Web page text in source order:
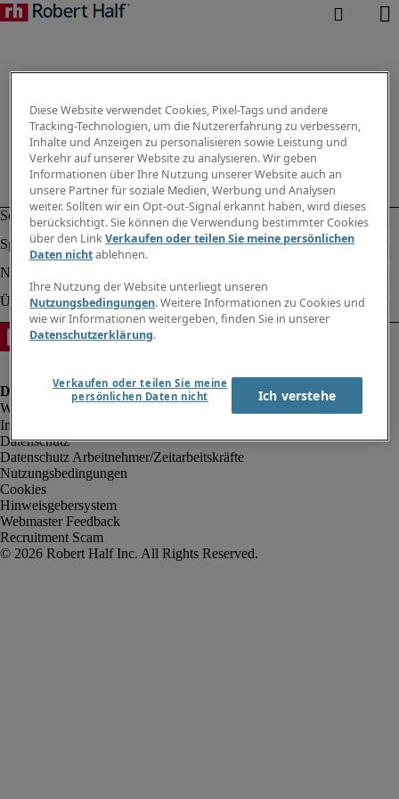
Impressum
Datenschutz
Datenschutz Arbeitnehmer/Zeitarbeitskräfte
Nutzungsbedingungen
Cookies
Hinweisgebersystem
Webmaster Feedback
Recruitment Scam
Diese Website verwendet Cookies, Pixel-Tags und andere
Tracking-Technologien, um die Nutzererfahrung zu verbessern,
Inhalte und Anzeigen zu personalisieren sowie Leistung und
Verkehr auf unserer Website zu analysieren. Wir geben
Informationen über Ihre Nutzung unserer Website auch an
unsere Partner für soziale Medien, Werbung und Analysen
weiter. Sollten wir ein Opt-out-Signal erkannt haben, wird dieses
berücksichtigt. Sie können die Verwendung bestimmter Cookies
über den LinkVerkaufen oder teilen Sie meine persönlichen
Daten nichtablehnen.
Ihre Nutzung der Website unterliegt unseren
Nutzungsbedingungen. Weitere Informationen zu Cookies und
wie wir Informationen weitergeben, finden Sie in unserer
Datenschutzerklärung.
Verkaufen oder teilen Sie meine
persönlichen Daten nicht
Ich verstehe